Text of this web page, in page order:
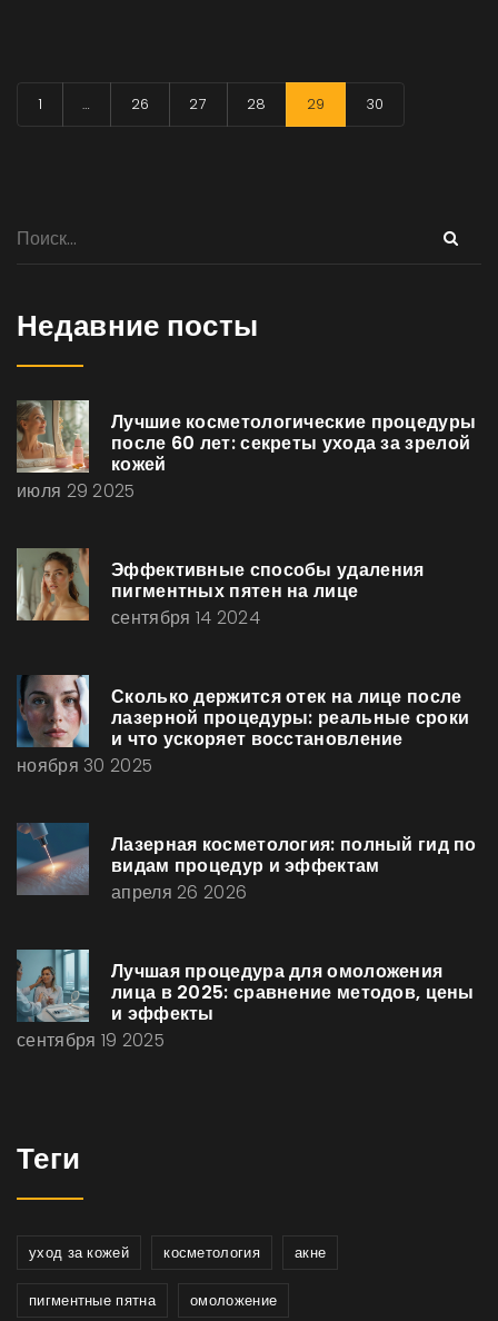
1 … 26 27 28 29 30
Недавние посты
Лучшие косметологические процедуры
после 60 лет: секреты ухода за зрелой
кожей
июля 29 2025
Эффективные способы удаления
пигментных пятен на лице
сентября 14 2024
Сколько держится отек на лице после
лазерной процедуры: реальные сроки
и что ускоряет восстановление
ноября 30 2025
Лазерная косметология: полный гид по
видам процедур и эффектам
апреля 26 2026
Лучшая процедура для омоложения
лица в 2025: сравнение методов, цены
и эффекты
сентября 19 2025
Теги
уход за кожей косметология акне
пигментные пятна омоложение